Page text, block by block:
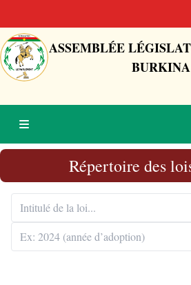
ASSEMBLÉE
Répertoire des